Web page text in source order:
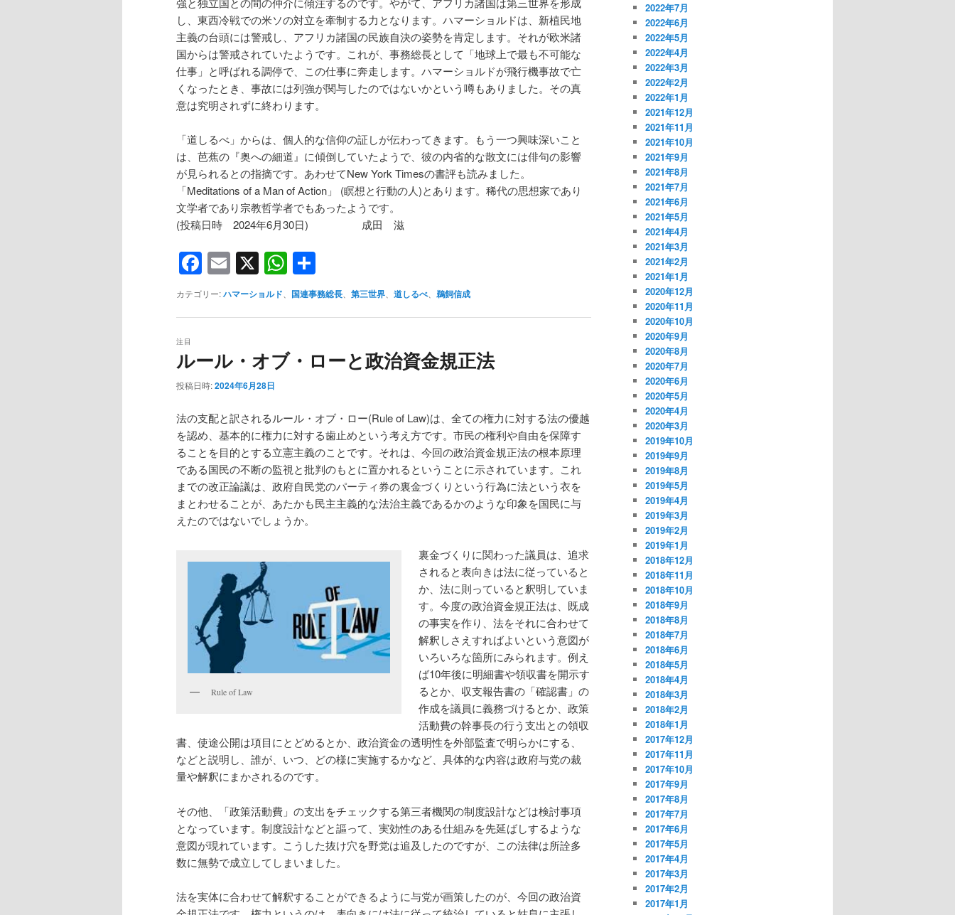
し、東西冷戦での米ソの対立を牽制する力となります。ハマーショルドは、新植民地
主義の台頭には警戒し、アフリカ諸国の民族自決の姿勢を肯定します。それが欧米諸
国からは警戒されていたようです。これが、事務総長として「地球上で最も不可能な
仕事」と呼ばれる調停で、この仕事に奔走します。ハマーショルドが飛行機事故で亡
くなったとき、事故には列強が関与したのではないかという噂もありました。その真
意は究明されずに終わります。
「道しるべ」からは、個人的な信仰の証しが伝わってきます。もう一つ興味深いこと
は、芭蕉の『奥への細道』に傾倒していたようで、彼の内省的な散文には俳句の影響
が見られるとの指摘です。あわせてNew York Timesの書評も読みました。
「Meditations of a Man of Action」 (瞑想と行動の人)とあります。稀代の思想家であり
文学者であり宗教哲学者でもあったようです。
(投稿日時 2024年6月30日) 成田 滋
Facebook
Email
X WhatsApp
有
カテゴリー:ハマーショルド 国連事務総長 第三世界 道しるべ、 鵜飼信成
ルール・オブ・ローと政治資金規正法
注目
投稿日時:2024年6月28日
法の支配と訳されるルール・オブ・ロー(Rule of Law)は、全ての権力に対する法の優越
を認め、基本的に権力に対する歯止めという考え方です。市民の権利や自由を保障す
ることを目的とする立憲主義のことです。それは、今回の政治資金規正法の根本原理
である国民の不断の監視と批判のもとに置かれるということに示されています。これ
までの改正論議は、政府自民党のパーティ券の裏金づくりという行為に法という衣を
まとわせることが、あたかも民主主義的な法治主義であるかのような印象を国民に与
えたのではないでしょうか。
Rule of Law
裏金づくりに関わった議員は、追求
されると表向きは法に従っていると
か、法に則っていると釈明していま
す。今度の政治資金規正法は、既成
の事実を作り、法をそれに合わせて
解釈しさえすればよいという意図が
いろいろな箇所にみられます。例え
ば10年後に明細書や領収書を開示す
るとか、収支報告書の「確認書」の
作成を議員に義務づけるとか、政策
活動費の幹事長の行う支出との領収
書、使途公開は項目にとどめるとか、政治資金の透明性を外部監査で明らかにする、
などと説明し、誰が、いつ、どの様に実施するかなど、具体的な内容は政府与党の裁
量や解釈にまかされるのです。
その他、「政策活動費」の支出をチェックする第三者機関の制度設計などは検討事項
となっています。制度設計などと謳って、実効性のある仕組みを先延ばしするような
意図が現れています。こうした抜け穴を野党は追及したのですが、この法律は所詮多
数に無勢で成立してしまいました。
法を実体に合わせて解釈することができるように与党が画策したのが、今回の政治資
2022年7月
2022年6月
2022年5月
2022年4月
2022年3月
2022年2月
2022年1月
2021年12月
2021年11月
2021年10月
2021年9月
2021年8月
2021年7月
2021年6月
2021年5月
2021年4月
2021年3月
2021年2月
2021年1月
2020年12月
2020年11月
2020年10月
2020年9月
2020年8月
2020年7月
2020年6月
2020年5月
2020年4月
2020年3月
2019年10月
2019年9月
2019年8月
2019年5月
2019年4月
2019年3月
2019年2月
2019年1月
2018年12月
2018年11月
2018年10月
2018年9月
2018年8月
2018年7月
2018年6月
2018年5月
2018年4月
2018年3月
2018年2月
2018年1月
2017年12月
2017年11月
2017年10月
2017年9月
2017年8月
2017年7月
2017年6月
2017年5月
2017年4月
2017年3月
2017年2月
2017年1月